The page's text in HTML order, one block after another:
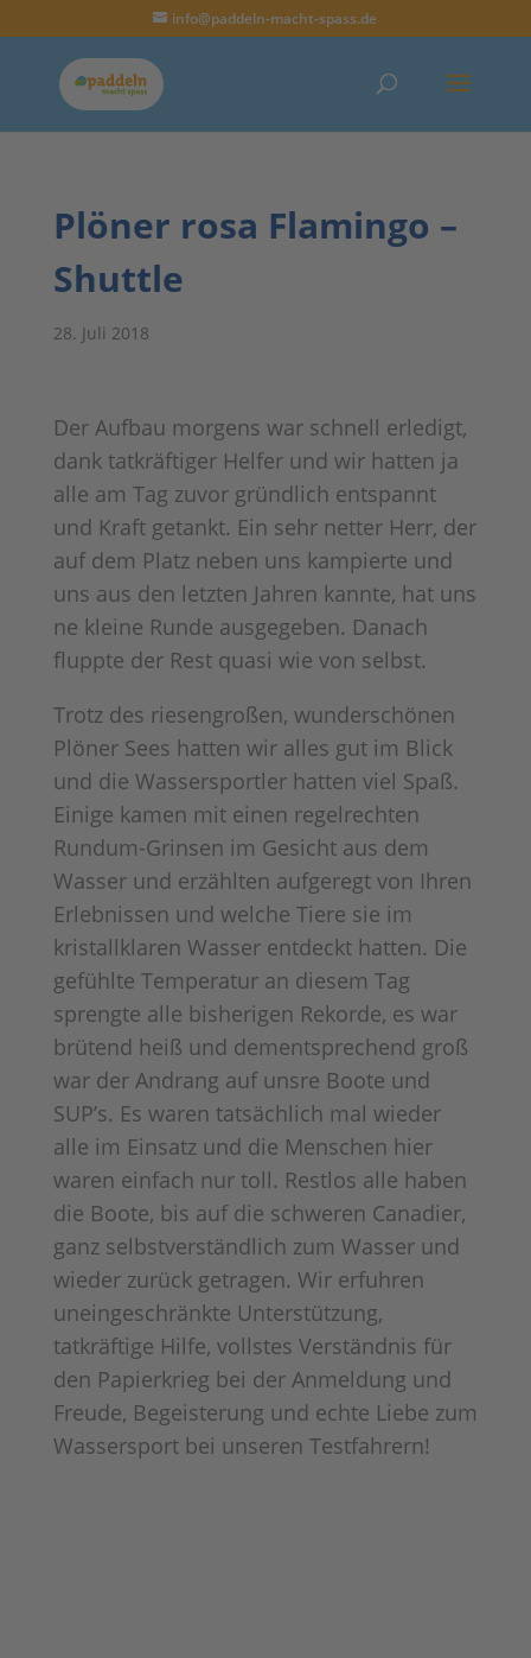
info@paddeln-macht-spass.de
Plöner rosa Flamingo –
Shuttle
28. Juli 2018
Der Aufbau morgens war schnell erledigt,
dank tatkräftiger Helfer und wir hatten ja
alle am Tag zuvor gründlich entspannt
und Kraft getankt. Ein sehr netter Herr, der
auf dem Platz neben uns kampierte und
uns aus den letzten Jahren kannte, hat uns
ne kleine Runde ausgegeben. Danach
fluppte der Rest quasi wie von selbst.
Trotz des riesengroßen, wunderschönen
Plöner Sees hatten wir alles gut im Blick
und die Wassersportler hatten viel Spaß.
Einige kamen mit einen regelrechten
Rundum-Grinsen im Gesicht aus dem
Wasser und erzählten aufgeregt von Ihren
Erlebnissen und welche Tiere sie im
kristallklaren Wasser entdeckt hatten. Die
gefühlte Temperatur an diesem Tag
sprengte alle bisherigen Rekorde, es war
brütend heiß und dementsprechend groß
war der Andrang auf unsre Boote und
SUP’s. Es waren tatsächlich mal wieder
alle im Einsatz und die Menschen hier
waren einfach nur toll. Restlos alle haben
die Boote, bis auf die schweren Canadier,
ganz selbstverständlich zum Wasser und
wieder zurück getragen. Wir erfuhren
uneingeschränkte Unterstützung,
tatkräftige Hilfe, vollstes Verständnis für
den Papierkrieg bei der Anmeldung und
Freude, Begeisterung und echte Liebe zum
Wassersport bei unseren Testfahrern!